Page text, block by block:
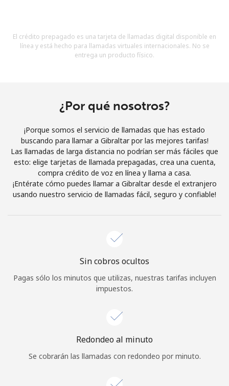
Términos y condiciones.
Únete
¡Hola!
Inicia sesión oREGÍSTRATE →
o
Continuar con
El crédito prepagado es una tarjeta de llamadas digital disponible en
línea y está hecho para llamadas virtuales internacionales. No se
entrega un producto físico.
¿Por qué nosotros?
¡Porque somos el servicio de llamadas que has estado
buscando para llamar a Gibraltar por las mejores tarifas!
Las llamadas de larga distancia no podrían ser más fáciles que
esto: elige tarjetas de llamada prepagadas, crea una cuenta,
compra crédito de voz en línea y llama a casa.
¡Entérate cómo puedes llamar a Gibraltar desde el extranjero
usando nuestro servicio de llamadas fácil, seguro y confiable!
Sin cobros ocultos
Pagas sólo los minutos que utilizas, nuestras tarifas incluyen
impuestos.
Redondeo al minuto
Se cobrarán las llamadas con redondeo por minuto.